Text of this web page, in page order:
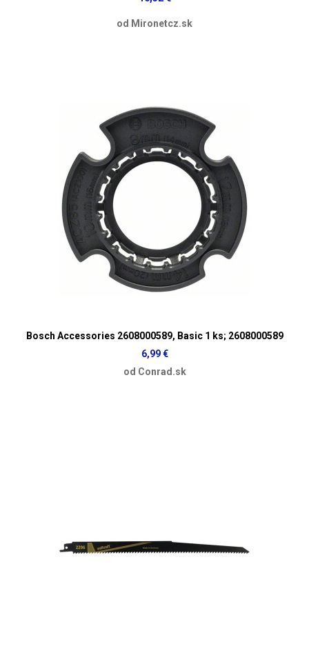
od Mironetcz.sk
Bosch Accessories 2608000589, Basic 1 ks; 2608000589
6,99 €
od Conrad.sk